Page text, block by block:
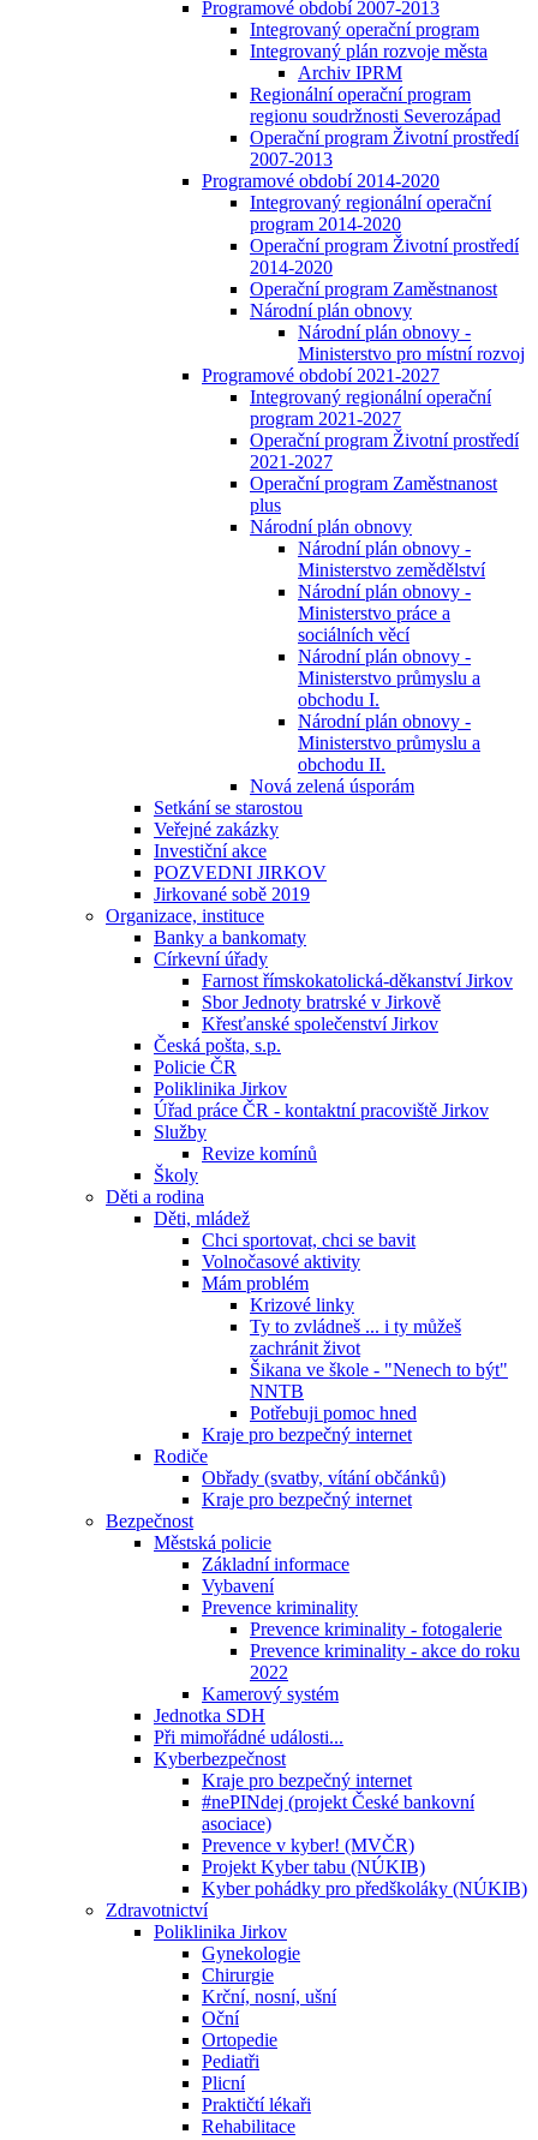
Programové období 2007-2013
Integrovaný operační program
Integrovaný plán rozvoje města
Archiv IPRM
Regionální operační program
regionu soudržnosti Severozápad
Operační program Životní prostředí
2007-2013
Programové období 2014-2020
Integrovaný regionální operační
program 2014-2020
Operační program Životní prostředí
2014-2020
Operační program Zaměstnanost
Národní plán obnovy
Národní plán obnovy -
Ministerstvo pro místní rozvoj
Programové období 2021-2027
Integrovaný regionální operační
program 2021-2027
Operační program Životní prostředí
2021-2027
Operační program Zaměstnanost
plus
Národní plán obnovy
Národní plán obnovy -
Ministerstvo zemědělství
Národní plán obnovy -
Ministerstvo práce a
sociálních věcí
Národní plán obnovy -
Ministerstvo průmyslu a
obchodu I.
Národní plán obnovy -
Ministerstvo průmyslu a
obchodu II.
Nová zelená úsporám
Setkání se starostou
Veřejné zakázky
Investiční akce
POZVEDNI JIRKOV
Jirkované sobě 2019
Organizace, instituce
Banky a bankomaty
Církevní úřady
Farnost římskokatolická-děkanství Jirkov
Sbor Jednoty bratrské v Jirkově
Křesťanské společenství Jirkov
Česká pošta, s.p.
Policie ČR
Poliklinika Jirkov
Úřad práce ČR - kontaktní pracoviště Jirkov
Služby
Revize komínů
Školy
Děti a rodina
Děti, mládež
Chci sportovat, chci se bavit
Volnočasové aktivity
Mám problém
Krizové linky
Ty to zvládneš ... i ty můžeš
zachránit život
Šikana ve škole - "Nenech to být"
NNTB
Potřebuji pomoc hned
Kraje pro bezpečný internet
Rodiče
Obřady (svatby, vítání občánků)
Kraje pro bezpečný internet
Bezpečnost
Městská policie
Základní informace
Vybavení
Prevence kriminality
Prevence kriminality - fotogalerie
Prevence kriminality - akce do roku
2022
Kamerový systém
Jednotka SDH
Při mimořádné události...
Kyberbezpečnost
Kraje pro bezpečný internet
#nePINdej (projekt České bankovní
asociace)
Prevence v kyber! (MVČR)
Projekt Kyber tabu (NÚKIB)
Kyber pohádky pro předškoláky (NÚKIB)
Zdravotnictví
Poliklinika Jirkov
Gynekologie
Chirurgie
Krční, nosní, ušní
Oční
Ortopedie
Pediatři
Plicní
Praktičtí lékaři
Rehabilitace